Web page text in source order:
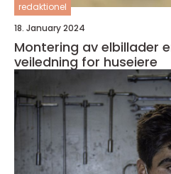
redaktionel
18. January 2024
Montering av elbillader en omfattende
veiledning for huseiere